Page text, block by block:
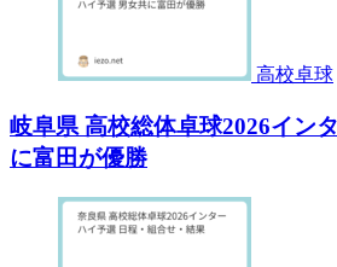
高校卓球
岐阜県 高校総体卓球2026イン
に富田が優勝